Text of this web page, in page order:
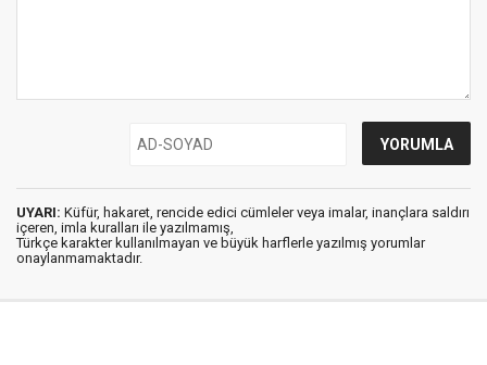
UYARI: Küfür, hakaret, rencide edici cümleler veya imalar, inançlara saldırı
içeren, imla kuralları ile yazılmamış,
Türkçe karakter kullanılmayan ve büyük harflerle yazılmış yorumlar
onaylanmamaktadır.